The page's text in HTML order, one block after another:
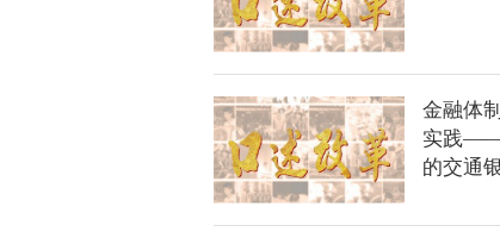
金融体
实践——
的交通